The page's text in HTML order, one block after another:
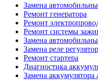
Замена
Ремонт генератора
Ремонт
Ремонт системы
Замена
Замена реле
Ремонт стартера
Диагностика
Замена аккумулятора